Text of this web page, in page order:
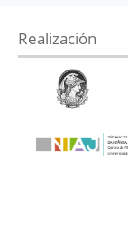
Realización